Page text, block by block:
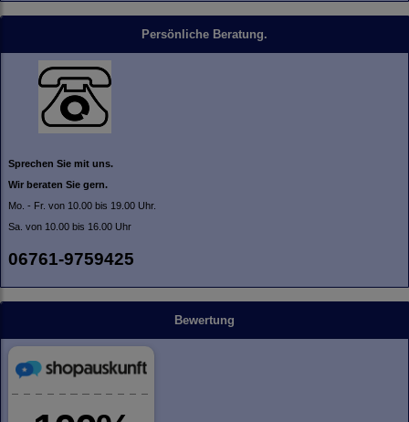
Persönliche Beratung.
Sprechen Sie mit uns.
Wir beraten Sie gern.
Mo. - Fr. von 10.00 bis 19.00 Uhr.
Sa. von 10.00 bis 16.00 Uhr
06761-9759425
Bewertung